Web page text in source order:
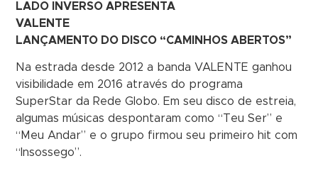
LADO INVERSO APRESENTA
VALENTE
LANÇAMENTO DO DISCO “CAMINHOS ABERTOS”
Na estrada desde 2012 a banda VALENTE ganhou
visibilidade em 2016 através do programa
SuperStar da Rede Globo. Em seu disco de estreia,
algumas músicas despontaram como “Teu Ser” e
“Meu Andar” e o grupo firmou seu primeiro hit com
“Insossego”.